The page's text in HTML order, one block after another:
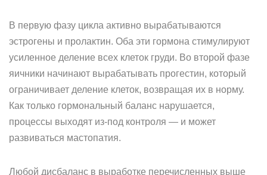
В первую фазу цикла активно вырабатываются
эстрогены и пролактин. Оба эти гормона стимулируют
усиленное деление всех клеток груди. Во второй фазе
яичники начинают вырабатывать прогестин, который
ограничивает деление клеток, возвращая их в норму.
Как только гормональный баланс нарушается,
процессы выходят из‑под контроля — и может
развиваться мастопатия.
Любой дисбаланс в выработке перечисленных выше